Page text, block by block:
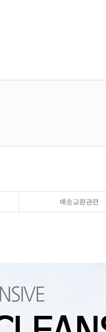
배송교환관련